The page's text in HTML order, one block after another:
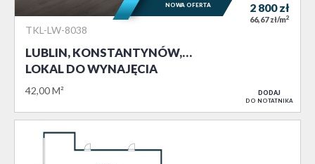
TKL-LW-8038
LUBLIN, KONSTANTYNÓW,…
LOKAL DO WYNAJĘCIA
42,00 M²
2 800zł
66,67 zł/m2
NOWA OFERTA
DODAJ
DO NOTATNIKA